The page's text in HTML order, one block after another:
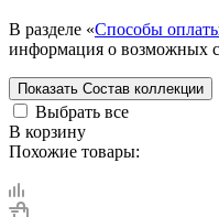
В разделе «Способы
информация о возможных
Показать Состав коллекции
Выбрать все
В корзину
Похожие товары: